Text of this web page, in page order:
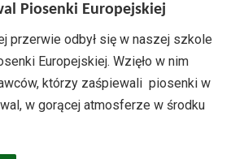
Piosenki Europejskiej
przerwie odbył się w naszej szkole
Europejskiej. Wzięło w nim
którzy zaśpiewali piosenki w
w gorącej atmosferze w środku